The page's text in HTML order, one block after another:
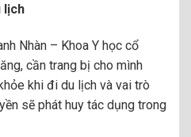
lịch
Nhàn – Khoa Y học cổ
cần trang bị cho mình
khi đi du lịch và vai trò
sẽ phát huy tác dụng trong